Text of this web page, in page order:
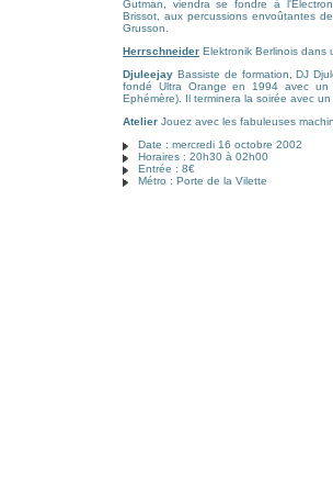
Gutman, viendra se fondre à
Brissot, aux percussions envoûtantes
Grusson.
Herrschneider Elektronik Berlinois dans
Djuleejay Bassiste de formation, DJ
fondé Ultra Orange en 1994 avec un
Ephémère). Il terminera la soirée avec un
Atelier Jouez avec les fabuleuses
Date : mercredi 16 octobre 2002
Horaires : 20h30 à 02h00
Entrée : 8€
Métro : Porte de la Vilette